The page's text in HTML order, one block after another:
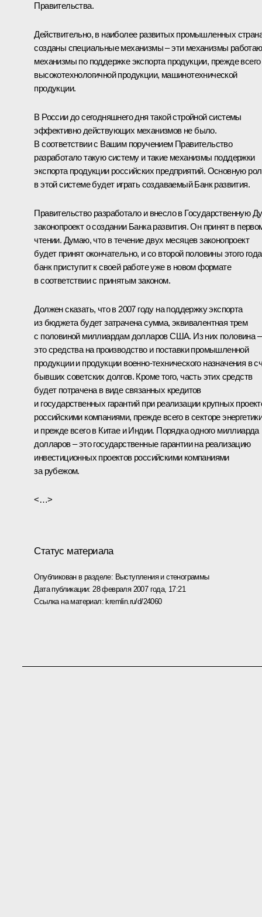
Правительства.
Действительно, в наиболее развитых промышленных
созданы специальные механизмы – эти механизмы
механизмы по поддержке экспорта продукции, прежде всего
высокотехнологичной продукции, машинотехнической
продукции.
В России до сегодняшнего дня такой стройной системы
эффективно действующих механизмов не было.
В соответствии с Вашим поручением Правительство
разработало такую систему и такие механизмы поддержки
экспорта продукции российских предприятий. Основную
в этой системе будет играть создаваемый Банк развития.
Правительство разработало и внесло в Государственную
законопроект о создании Банка развития. Он принят в
чтении. Думаю, что в течение двух месяцев законопроект
будет принят окончательно, и со второй половины этого года
банк приступит к своей работе уже в новом формате
в соответствии с принятым законом.
Должен сказать, что в 2007 году на поддержку экспорта
из бюджета будет затрачена сумма, эквивалентная трем
с половиной миллиардам долларов США. Из них половина –
это средства на производство и поставки промышленной
продукции и продукции военно-технического назначения в
бывших советских долгов. Кроме того, часть этих средств
будет потрачена в виде связанных кредитов
и государственных гарантий при реализации крупных
российскими компаниями, прежде всего в секторе
и прежде всего в Китае и Индии. Порядка одного миллиарда
долларов – это государственные гарантии на реализацию
инвестиционных проектов российскими компаниями
за рубежом.
<…>
Статус материала
Опубликован в разделе: Выступления и стенограммы
Дата публикации: 28 февраля 2007 года, 17:21
Ссылка на материал:kremlin.ru/d/24060